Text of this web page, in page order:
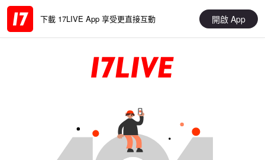
下載 17LIVE App 享受更直接互動 開啟 App